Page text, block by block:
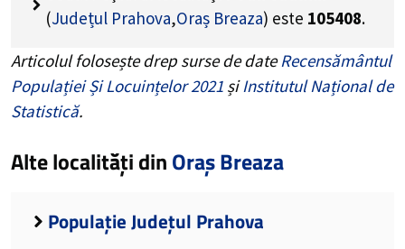
(Județul Prahova,Oraș Breaza) este 105408.
Articolul folosește drep surse de dateRecensământul
Populației Și Locuințelor 2021 șiInstitutul Național de
Statistică.
Alte localități dinOraș Breaza
Populație Județul Prahova